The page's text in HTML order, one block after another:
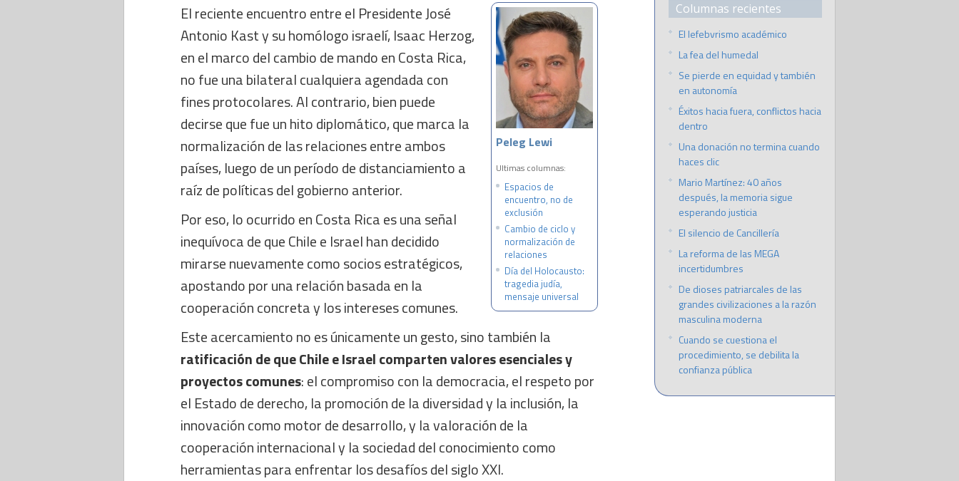
Peleg Lewi
Ultimas columnas:
Espacios de
encuentro, no de
exclusión
Cambio de ciclo y
normalización de
relaciones
Día del Holocausto:
tragedia judía,
mensaje universal
El reciente encuentro entre el Presidente José
Antonio Kast y su homólogo israelí, Isaac Herzog,
en el marco del cambio de mando en Costa Rica,
no fue una bilateral cualquiera agendada con
fines protocolares. Al contrario, bien puede
decirse que fue un hito diplomático, que marca la
normalización de las relaciones entre ambos
países, luego de un período de distanciamiento a
raíz de políticas del gobierno anterior.
Por eso, lo ocurrido en Costa Rica es una señal
inequívoca de que Chile e Israel han decidido
mirarse nuevamente como socios estratégicos,
apostando por una relación basada en la
cooperación concreta y los intereses comunes.
Este acercamiento no es únicamente un gesto, sino también la
ratificación de que Chile e Israel comparten valores esenciales y
proyectos comunes: el compromiso con la democracia, el respeto por
el Estado de derecho, la promoción de la diversidad y la inclusión, la
innovación como motor de desarrollo, y la valoración de la
cooperación internacional y la sociedad del conocimiento como
herramientas para enfrentar los desafíos del siglo XXI.
Columnas recientes
El lefebvrismo académico
La fea del humedal
Se pierde en equidad y también
en autonomía
Éxitos hacia fuera, conflictos hacia
dentro
Una donación no termina cuando
haces clic
Mario Martínez: 40 años
después, la memoria sigue
esperando justicia
El silencio de Cancillería
La reforma de las MEGA
incertidumbres
De dioses patriarcales de las
grandes civilizaciones a la razón
masculina moderna
Cuando se cuestiona el
procedimiento, se debilita la
confianza pública